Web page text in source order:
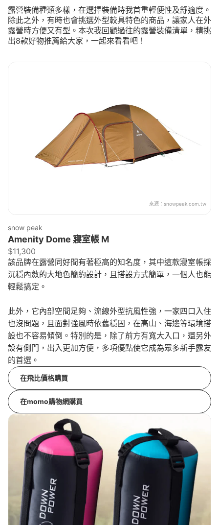
露營裝備種類多樣，在選擇裝備時我首重輕便性及舒適度。
除此之外，有時也會挑選外型較具特色的商品，讓家人在外
露營時方便又有型。本次我回顧過往的露營裝備清單，精挑
出8款好物推薦給大家，一起來看看吧！
來源： snowpeak.com.tw
snow peak
Amenity Dome 寢室帳 M
$11,300
該品牌在露營同好間有著極高的知名度，其中這款寢室帳採
沉穩內斂的大地色簡約設計，且搭設方式簡單，一個人也能
輕鬆搞定。
此外，它內部空間足夠、流線外型抗風性強，一家四口入住
也沒問題，且面對強風時依舊穩固，在高山、海邊等環境搭
設也不容易傾倒。特別的是，除了前方有寬大入口，還另外
設有側門，出入更加方便，多項優點使它成為眾多新手露友
的首選。
在飛比價格購買
在momo購物網購買